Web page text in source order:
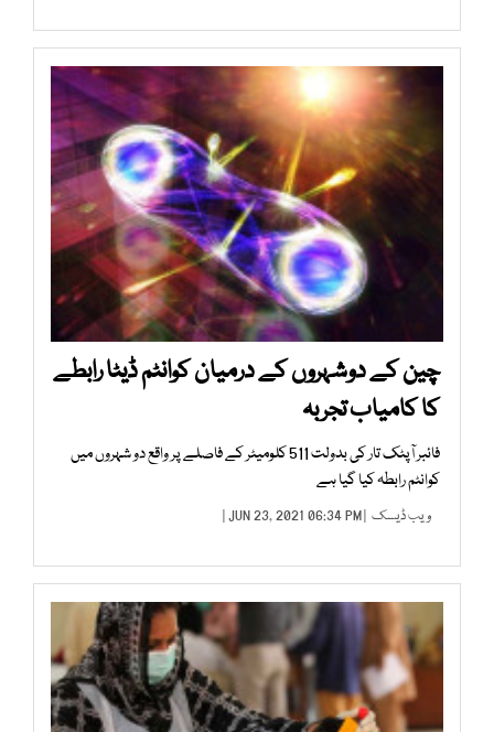
چین کے دوشہروں کے درمیان کوانٹم ڈیٹا رابطے
کا کامیاب تجربہ
فائبر آپٹک تار کی بدولت 511 کلومیٹر کے فاصلے پر واقع دو شہروں میں
کوانٹم رابطہ کیا گیا ہے
ویب ڈیسک | JUN 23, 2021 06:34 PM |